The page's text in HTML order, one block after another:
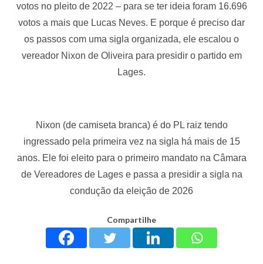
votos no pleito de 2022 – para se ter ideia foram 16.696
votos a mais que Lucas Neves. E porque é preciso dar
os passos com uma sigla organizada, ele escalou o
vereador Nixon de Oliveira para presidir o partido em
Lages.
Nixon (de camiseta branca) é do PL raiz tendo
ingressado pela primeira vez na sigla há mais de 15
anos. Ele foi eleito para o primeiro mandato na Câmara
de Vereadores de Lages e passa a presidir a sigla na
condução da eleição de 2026
Compartilhe